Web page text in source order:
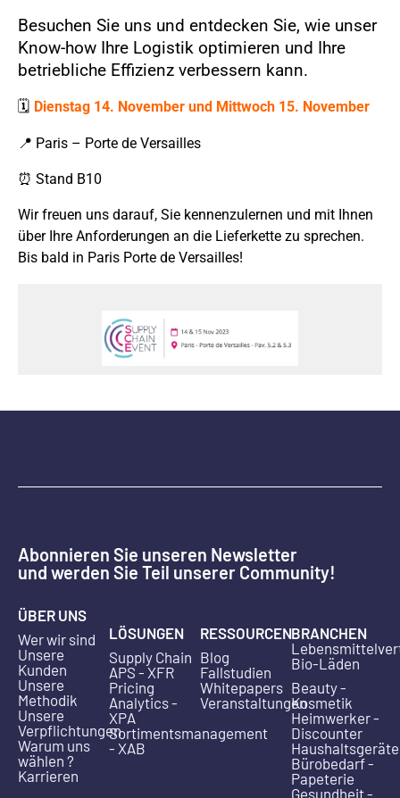
Besuchen Sie uns und entdecken Sie, wie unser
Know-how Ihre Logistik optimieren und Ihre
betriebliche Effizienz verbessern kann.
🗓 Dienstag 14. November und Mittwoch 15. November
📍 Paris – Porte de Versailles
⏰ Stand B10
Wir freuen uns darauf, Sie kennenzulernen und mit Ihnen
über Ihre Anforderungen an die Lieferkette zu sprechen.
Bis bald in Paris Porte de Versailles!
Abonnieren Sie unseren Newsletter
und werden Sie Teil unserer Community!
ÜBER UNS
Wer wir sind
Unsere
Kunden
Unsere
Methodik
Unsere
Verpflichtungen
Warum uns
wählen ?
Karrieren
LÖSUNGEN
Supply Chain
APS - XFR
Pricing
Analytics -
XPA
Sortimentsmanagement
- XAB
RESSOURCEN
Blog
Fallstudien
Whitepapers
Veranstaltungen
BRANCHEN
Bio-Läden
Beauty -
Kosmetik
Heimwerker -
Discounter
Haushaltsgeräte
Bürobedarf -
Papeterie
Gesundheit -